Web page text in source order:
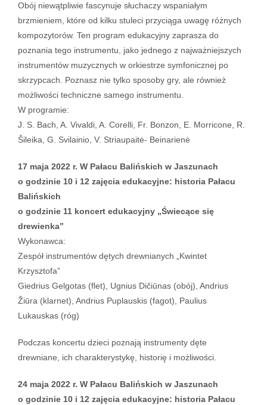
Obój niewątpliwie fascynuje słuchaczy wspaniałym
brzmieniem, które od kilku stuleci przyciąga uwagę różnych
kompozytorów. Ten program edukacyjny zaprasza do
poznania tego instrumentu, jako jednego z najważniejszych
instrumentów muzycznych w orkiestrze symfonicznej po
skrzypcach. Poznasz nie tylko sposoby gry, ale również
możliwości techniczne samego instrumentu.
W programie:
J. S. Bach, A. Vivaldi, A. Corelli, Fr. Bonzon, E. Morricone, R.
Šileika, G. Svilainio, V. Striaupaitė- Beinarienė
17 maja 2022 r. W Pałacu Balińskich w Jaszunach
o godzinie 10 i 12 zajęcia edukacyjne: historia Pałacu
Balińskich
o godzinie 11 koncert edukacyjny „Świecące się
drewienka”
Wykonawca:
Zespół instrumentów dętych drewnianych „Kwintet
Krzysztofa”
Giedrius Gelgotas (flet), Ugnius Dičiūnas (obój), Andrius
Žiūra (klarnet), Andrius Puplauskis (fagot), Paulius
Lukauskas (róg)
Podczas koncertu dzieci poznają instrumenty dęte
drewniane, ich charakterystykę, historię i możliwości.
24 maja 2022 r. W Pałacu Balińskich w Jaszunach
o godzinie 10 i 12 zajęcia edukacyjne: historia Pałacu